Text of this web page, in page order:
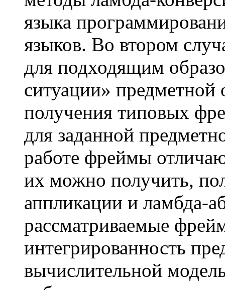
языка
языков. Во втором
для подходящим
ситуации» предметной
получения типовых
для заданной
работе фреймы
их можно получить,
аппликации и ламбда-
рассматриваемые
интегрированность
вычислительной